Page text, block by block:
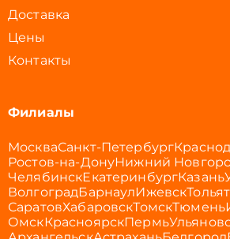
Доставка
Цены
Контакты
Филиалы
МоскваСанкт-Петербург
Ростов-на-ДонуНижний
ЧелябинскЕкатеринбургКазань
ВолгоградБарнаулИжевск
СаратовХабаровскТомскТюмень
ОмскКрасноярскПермь